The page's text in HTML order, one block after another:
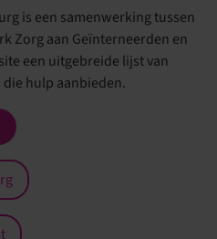
is een samenwerking tussen
Zorg aan Geïnterneerden en
een uitgebreide lijst van
hulp aanbieden.